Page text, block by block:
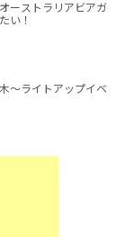
ーストラリアビアガ
い！
～ライトアップイベ